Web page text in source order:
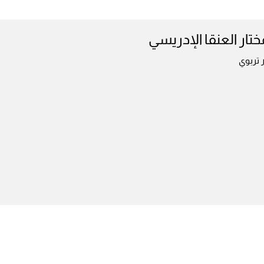
العنقا الإدريسي
تربوي